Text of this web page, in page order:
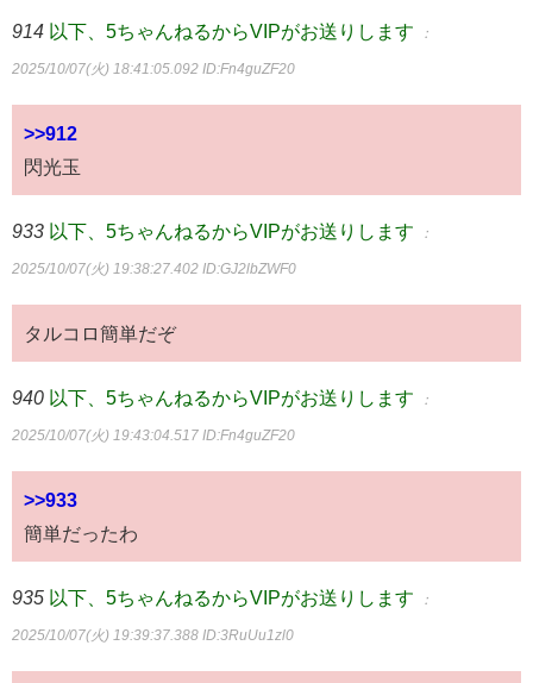
914 以下、5ちゃんねるからVIPがお送りします ：
2025/10/07(火) 18:41:05.092 ID:Fn4guZF20
>>912
閃光玉
933 以下、5ちゃんねるからVIPがお送りします ：
2025/10/07(火) 19:38:27.402 ID:GJ2lbZWF0
タルコロ簡単だぞ
940 以下、5ちゃんねるからVIPがお送りします ：
2025/10/07(火) 19:43:04.517 ID:Fn4guZF20
>>933
簡単だったわ
935 以下、5ちゃんねるからVIPがお送りします ：
2025/10/07(火) 19:39:37.388 ID:3RuUu1zl0